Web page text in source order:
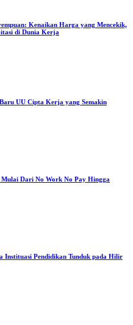
Kenaikan Harga yang Mencekik,
di Dunia Kerja
UU Cipta Kerja yang Semakin
Dari No Work No Pay Hingga
Instituasi Pendidikan Tunduk pada Hilir